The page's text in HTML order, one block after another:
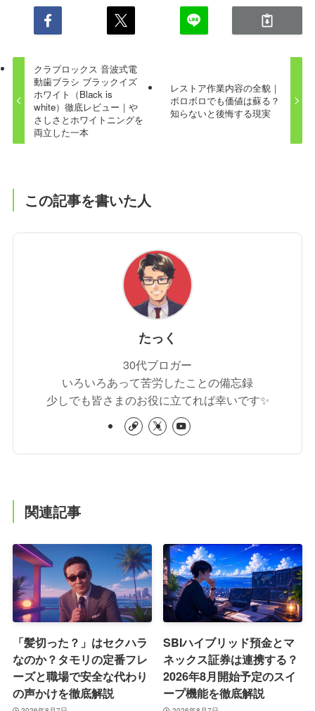
クラプロックス 音波式電
動歯ブラシ ブラックイズ
ホワイト（Black is
white）徹底レビュー｜や
さしさとホワイトニングを
両立した一本
レストア作業内容の全貌｜
ボロボロでも価値は蘇る？
知らないと後悔する現実
この記事を書いた人
たっく
30代ブロガー
いろいろあって苦労したことの備忘録
少しでも皆さまのお役に立てれば幸いです✨
関連記事
「髪切った？」はセクハラ
なのか？タモリの定番フレ
ーズと職場で安全な代わり
の声かけを徹底解説
SBIハイブリッド預金とマ
ネックス証券は連携する？
2026年8月開始予定のスイ
ープ機能を徹底解説